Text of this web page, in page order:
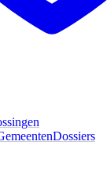
Dossiers